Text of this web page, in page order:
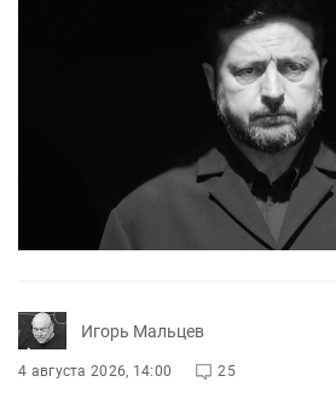
Игорь Мальцев
4 августа 2026, 14:00 25